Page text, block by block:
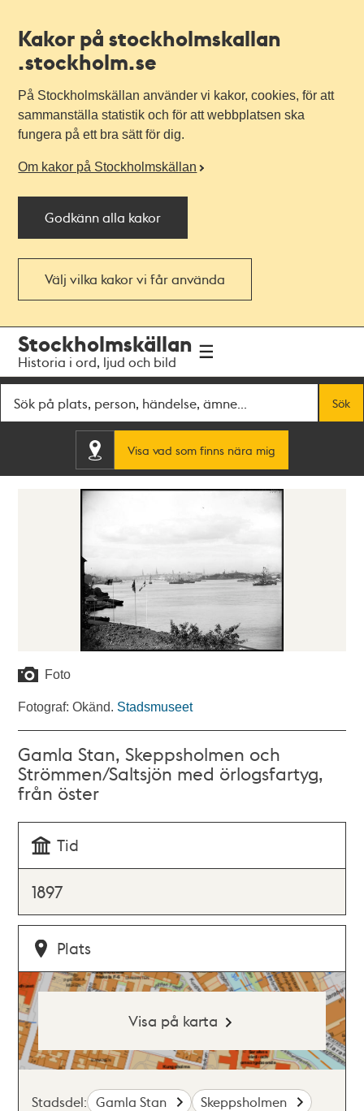
Kakor på stockholmskallan
.stockholm.se
På Stockholmskällan använder vi kakor, cookies, för att
sammanställa statistik och för att webbplatsen ska
fungera på ett bra sätt för dig.
Om kakor på Stockholmskällan
Godkänn alla kakor
Välj vilka kakor vi får använda
navigationen
huvudinnehållet
Stockholmskällan
Historia i ord, ljud och bild
Sök
Visa vad som finns nära mig
Foto
Fotograf: Okänd. Stadsmuseet
Gamla Stan, Skeppsholmen och
Strömmen/Saltsjön med örlogsfartyg,
från öster
Tid
1897
Plats
Visa på karta
Stadsdel: Gamla Stan
Skeppsholmen